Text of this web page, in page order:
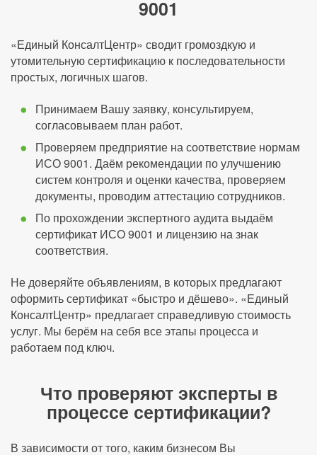
9001
«Единый КонсалтЦентр» сводит громоздкую и
утомительную сертификацию к последовательности
простых, логичных шагов.
Принимаем Вашу заявку, консультируем,
согласовываем план работ.
Проверяем предприятие на соответствие нормам
ИСО 9001. Даём рекомендации по улучшению
систем контроля и оценки качества, проверяем
документы, проводим аттестацию сотрудников.
По прохождении экспертного аудита выдаём
сертификат ИСО 9001 и лицензию на знак
соответствия.
Не доверяйте объявлениям, в которых предлагают
оформить сертификат «быстро и дёшево». «Единый
КонсалтЦентр» предлагает справедливую стоимость
услуг. Мы берём на себя все этапы процесса и
работаем под ключ.
Что проверяют эксперты в
процессе сертификации?
В зависимости от того, каким бизнесом Вы